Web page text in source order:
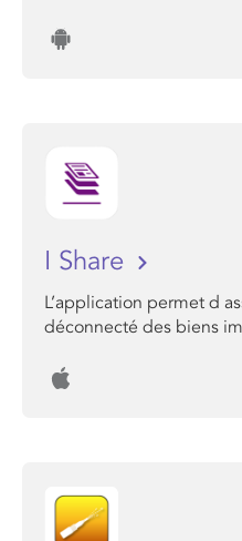
I Share
L’application permet d
déconnecté des biens